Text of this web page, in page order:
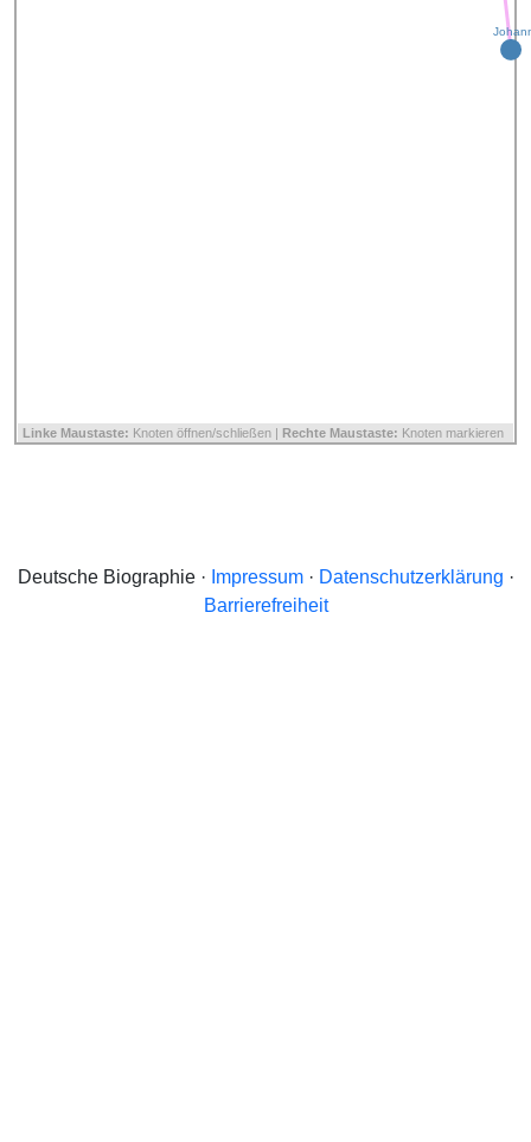
Linke Maustaste: Knoten öffnen/schließen | Rechte Maustaste: Knoten markieren
Deutsche Biographie · Impressum· Datenschutzerklärung ·
Barrierefreiheit